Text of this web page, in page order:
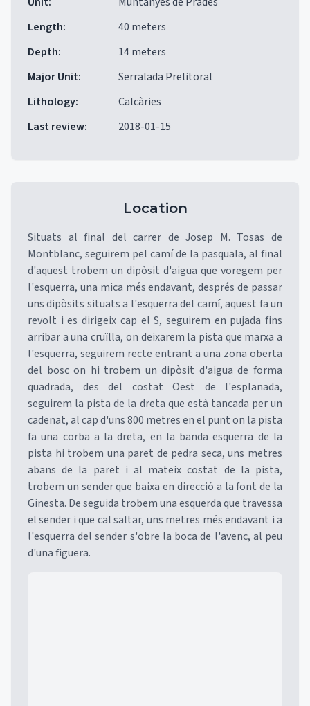
Length:
40 meters
Depth:
14 meters
Major Unit:
Serralada Prelitoral
Lithology:
Calcàries
Last review: 2018-01-15
Location
Situats al final del carrer de Josep M. Tosas de
Montblanc, seguirem pel camí de la pasquala, al final
d'aquest trobem un dipòsit d'aigua que voregem per
l'esquerra, una mica més endavant, després de passar
uns dipòsits situats a l'esquerra del camí, aquest fa un
revolt i es dirigeix cap el S, seguirem en pujada fins
arribar a una cruïlla, on deixarem la pista que marxa a
l'esquerra, seguirem recte entrant a una zona oberta
del bosc on hi trobem un dipòsit d'aigua de forma
quadrada, des del costat Oest de l'esplanada,
seguirem la pista de la dreta que està tancada per un
cadenat, al cap d'uns 800 metres en el punt on la pista
fa una corba a la dreta, en la banda esquerra de la
pista hi trobem una paret de pedra seca, uns metres
abans de la paret i al mateix costat de la pista,
trobem un sender que baixa en direcció a la font de la
Ginesta. De seguida trobem una esquerda que travessa
el sender i que cal saltar, uns metres més endavant i a
l'esquerra del sender s'obre la boca de l'avenc, al peu
d'una figuera.